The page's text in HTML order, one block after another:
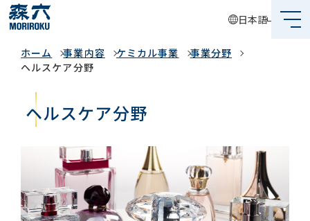
日本語
森六って何？
企業情報
事業内容
サステナビリティ
投資家情報
ホーム 事業内容 ケミカル事業
事業分野
ヘルスケア分野
ヘルスケア分野